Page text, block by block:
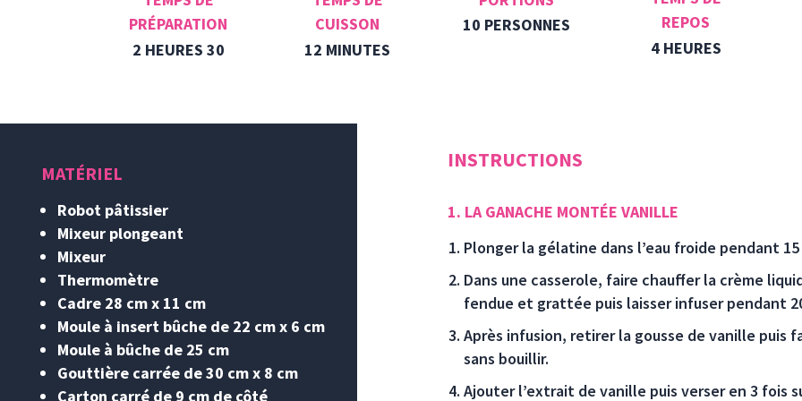
PRÉPARATION
2 HEURES 30
CUISSON
12 MINUTES
10 PERSONNES
REPOS
4 HEURES
MATÉRIEL
Robot pâtissier
Mixeur plongeant
Mixeur
Thermomètre
Cadre 28 cm x 11 cm
Moule à insert bûche de 22 cm x 6 cm
Moule à bûche de 25 cm
Gouttière carrée de 30 cm x 8 cm
Carton carré de 9 cm de côté
INSTRUCTIONS
1. LA GANACHE MONTÉE VANILLE
Plonger la gélatine dans l’eau froide pendant
Dans une casserole, faire chauffer la crème
fendue et grattée puis laisser infuser pendant
Après infusion, retirer la gousse de vanille puis
sans bouillir.
Ajouter l’extrait de vanille puis verser en 3 fois